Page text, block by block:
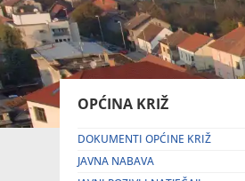
OPĆINA KRIŽ
DOKUMENTI OPĆINE KRIŽ
JAVNA NABAVA